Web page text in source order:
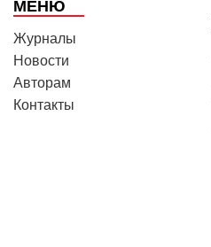
МЕНЮ
Журналы
Новости
Авторам
Контакты